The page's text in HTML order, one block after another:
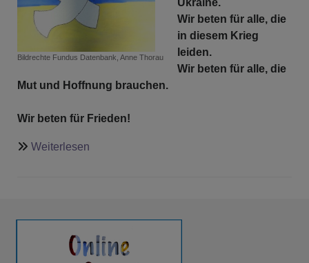
Bildrechte Fundus Datenbank, Anne Thorau
Ukraine.
Wir beten für alle, die
in diesem Krieg
leiden.
Wir beten für alle, die
Mut und Hoffnung brauchen.
Wir beten für Frieden!
Weiterlesen